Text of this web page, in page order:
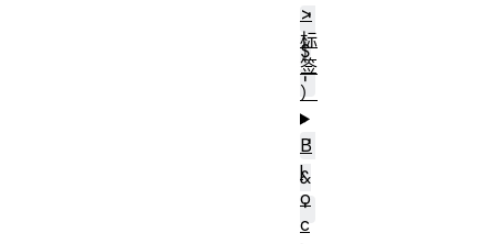
'
$
'
、
'
&
'
>
标
签
）
B
l
o
c